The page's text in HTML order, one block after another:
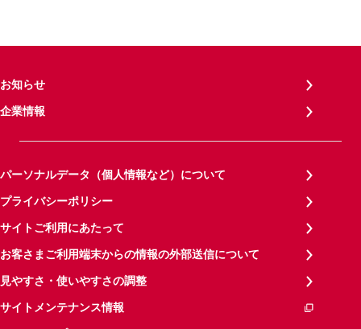
お知らせ
企業情報
パーソナルデータ（個人情報など）について
プライバシーポリシー
サイトご利用にあたって
お客さまご利用端末からの情報の外部送信について
見やすさ・使いやすさの調整
サイトメンテナンス情報